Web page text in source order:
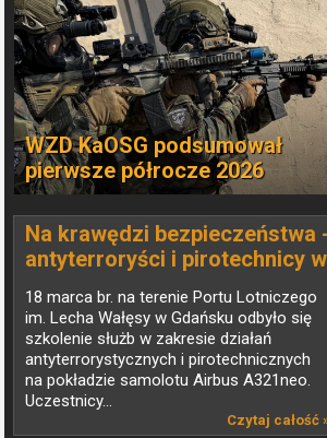
WZD KaOSG podsumował
pierwsze półrocze 2026
Na krawędzi bezpieczeństwa
antyterroryści i pirotechnicy w
akcji na pokładzie Airbusa
18 marca br. na terenie Portu Lotniczego
im. Lecha Wałęsy w Gdańsku odbyło się
szkolenie służb w zakresie działań
antyterrorystycznych i pirotechnicznych
na pokładzie samolotu Airbus A321neo.
Uczestnicy...
Czytaj całość